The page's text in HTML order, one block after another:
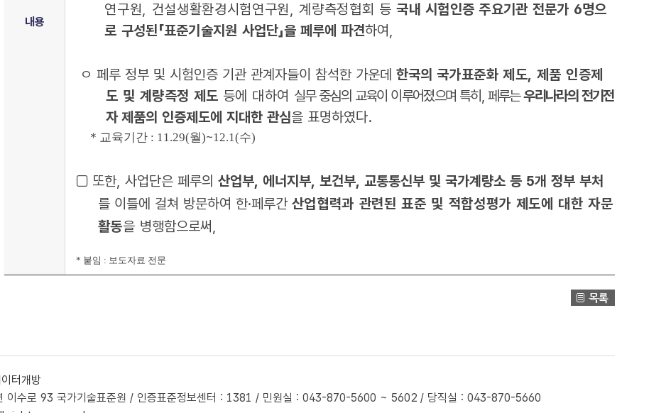
내용
연구원, 건설생활환경시험연구원, 계량측정협회 등국내 시험인증 주요기관 전문가 6명으
로 구성된「표준기술지원 사업단」을 페루에 파견하여,
ㅇ 페루 정부 및 시험인증 기관 관계자들이 참석한 가운데 한국의 국가표준화 제도, 제품 인증제
도 및 계량측정 제도 등에 대하여 실무 중심의 교육이 이루어졌으며 특히, 페루는우리나라의 전기전
자제품의 인증제도에 지대한 관심을 표명하였다.
＊교육기간 : 11.29(월)~12.1(수)
□ 또한, 사업단은 페루의 산업부, 에너지부, 보건부, 교통통신부 및 국가계량소 등 5개 정부 부처
를 이틀에 걸쳐 방문하여 한·페루간 산업협력과 관련된 표준 및 적합성평가 제도에 대한 자문
활동을 병행함으로써,
* 붙임 : 보도자료 전문
터개방
이수로 93 국가기술표준원 / 인증표준정보센터 : 1381 / 민원실 : 043-870-5600 ~ 5602 / 당직실 : 043-870-5660